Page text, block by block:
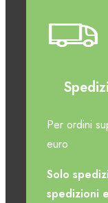
Per ordini
euro
Solo
spedizioni